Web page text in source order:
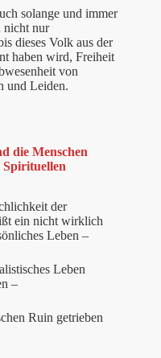
solange und immer
nicht nur
dieses Volk aus der
haben wird, Freiheit
von
und Leiden.
die Menschen
Spirituellen
der
ein nicht wirklich
Leben –
Leben
–
Ruin getrieben